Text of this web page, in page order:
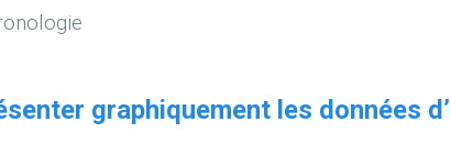
graphiquement les données